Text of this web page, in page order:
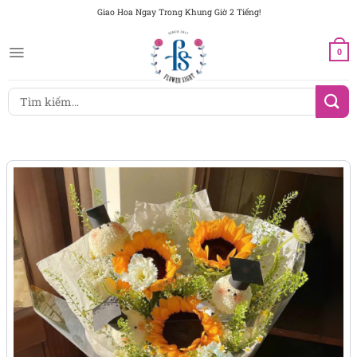
dung
Giao Hoa Ngay Trong Khung Giờ 2 Tiếng!
0
Tìm
kiếm: